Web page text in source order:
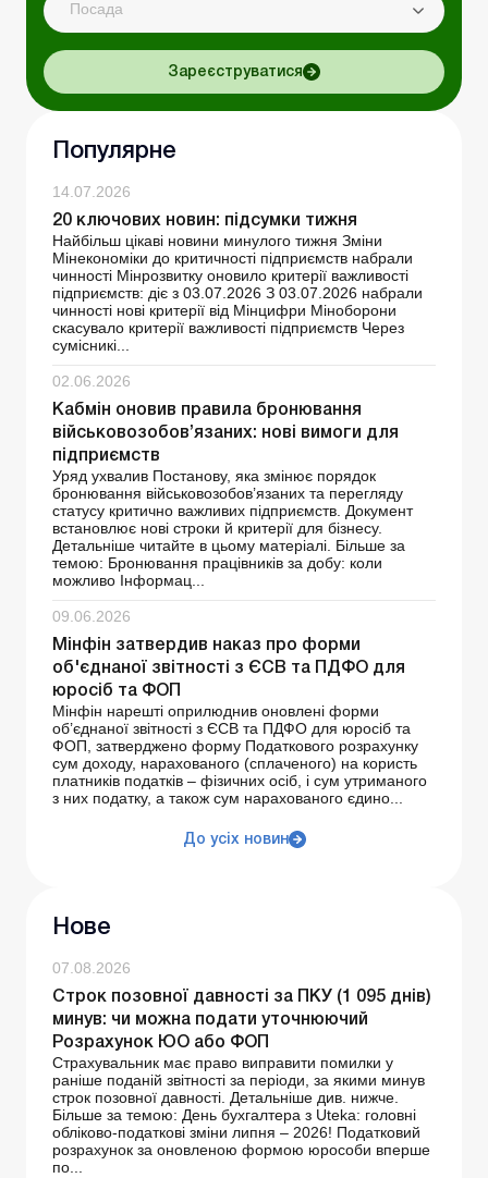
Посада
Зареєструватися
Популярне
14.07.2026
20 ключових новин: підсумки тижня
Найбільш цікаві новини минулого тижня Зміни
Мінекономіки до критичності підприємств набрали
чинності Мінрозвитку оновило критерії важливості
підприємств: діє з 03.07.2026 З 03.07.2026 набрали
чинності нові критерії від Мінцифри Міноборони
скасувало критерії важливості підприємств Через
сумісникі...
02.06.2026
Кабмін оновив правила бронювання
військовозобов’язаних: нові вимоги для
підприємств
Уряд ухвалив Постанову, яка змінює порядок
бронювання військовозобов’язаних та перегляду
статусу критично важливих підприємств. Документ
встановлює нові строки й критерії для бізнесу.
Детальніше читайте в цьому матеріалі. Більше за
темою: Бронювання працівників за добу: коли
можливо Інформац...
09.06.2026
Мінфін затвердив наказ про форми
об'єднаної звітності з ЄСВ та ПДФО для
юросіб та ФОП
Мінфін нарешті оприлюднив оновлені форми
об’єднаної звітності з ЄСВ та ПДФО для юросіб та
ФОП, затверджено форму Податкового розрахунку
сум доходу, нарахованого (сплаченого) на користь
платників податків – фізичних осіб, і сум утриманого
з них податку, а також сум нарахованого єдино...
До усіх новин
Нове
07.08.2026
Строк позовної давності за ПКУ (1 095 днів)
минув: чи можна подати уточнюючий
Розрахунок ЮО або ФОП
Страхувальник має право виправити помилки у
раніше поданій звітності за періоди, за якими минув
строк позовної давності. Детальніше див. нижче.
Більше за темою: День бухгалтера з Uteka: головні
обліково-податкові зміни липня – 2026! Податковий
розрахунок за оновленою формою юрособи вперше
по...